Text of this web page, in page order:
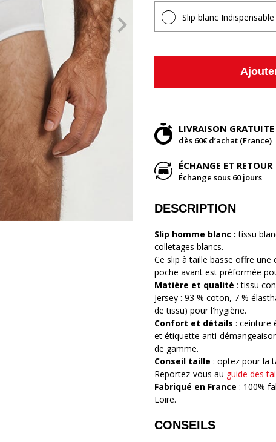
Slip blanc Indispensable
LIVRAISON GRATUITE
dès 60€ d’achat (France)
ÉCHANGE ET RETOUR
Échange sous 60 jours
DESCRIPTION
Slip homme blanc : tissu
colletages blancs.
Ce slip à taille basse offre
poche avant est préformée
Matière et qualité : tissu
Jersey : 93 % coton, 7 %
de tissu) pour l'hygiène.
Confort et détails : ceinture
et étiquette anti-
de gamme.
Conseil taille : optez pour la
Reportez-vous au guide des
Fabriqué en France : 100%
Loire.
CONSEILS